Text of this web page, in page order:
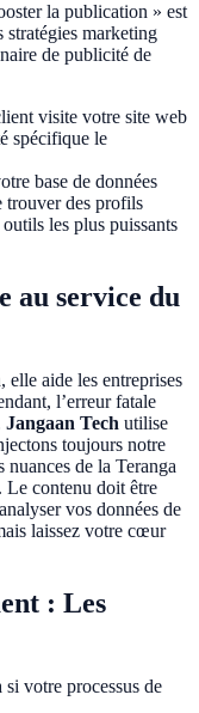
la publication » est
marketing
de publicité de
visite votre site web
spécifique le
base de données
trouver des profils
les plus puissants
au service du
elle aide les entreprises
l’erreur fatale
Jangaan Tech utilise
toujours notre
de la Teranga
Le contenu doit être
vos données de
laissez votre cœur
: Les
votre processus de